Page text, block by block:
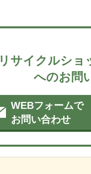
リサイクルシ
へのお問
WEBフォームで
お問い合わせ